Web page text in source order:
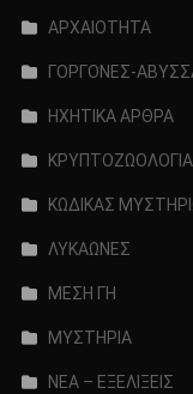
ΑΡΧΑΙΟΤΗΤΑ
ΓΟΡΓΟΝΕΣ-
ΗΧΗΤΙΚΑ ΑΡΘΡΑ
ΚΡΥΠΤΟΖΩΟΛΟΓΙΑ
ΚΩΔΙΚΑΣ
ΛΥΚΑΩΝΕΣ
ΜΕΣΗ ΓΗ
ΜΥΣΤΗΡΙΑ
ΝΕΑ – ΕΞΕΛΙΞΕΙΣ